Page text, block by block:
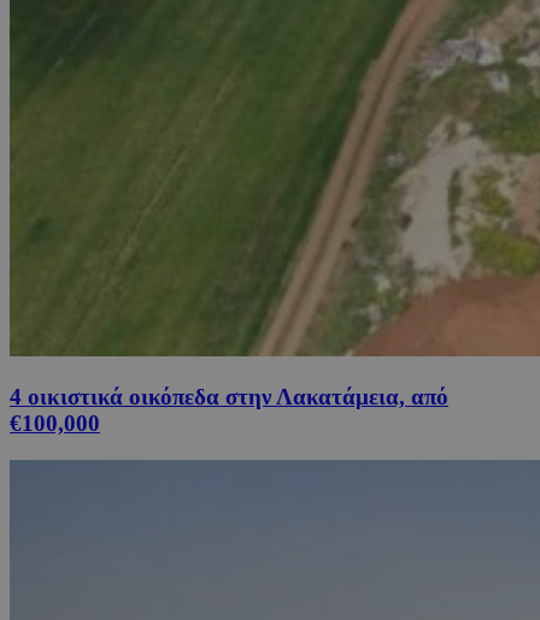
4 οικιστικά οικόπεδα στην Λακατάμεια, από
€100,000